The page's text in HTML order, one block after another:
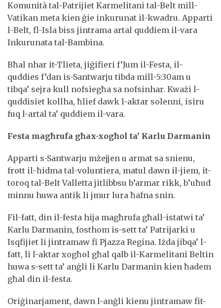
Komunità tal-Patrijiet Karmelitani tal-Belt mill-
Vatikan meta kien ġie inkurunat il-kwadru. Apparti
l-Belt, fl-Isla biss jintrama artal quddiem il-vara
Inkurunata tal-Bambina.
Bħal nhar it-Tlieta, jiġifieri f’Jum il-Festa, il-
quddies f’dan is-Santwarju tibda mill-5:30am u
tibqa’ sejra kull nofsiegħa sa nofsinhar. Kważi l-
quddisiet kollha, ħlief dawk l-aktar solenni, isiru
fuq l-artal ta’ quddiem il-vara.
Festa magħrufa għax-xogħol ta’ Karlu Darmanin
Apparti s-Santwarju mżejjen u armat sa snienu,
frott il-ħidma tal-voluntiera, matul dawn il-jiem, it-
toroq tal-Belt Valletta jitlibbsu b’armar rikk, b’uħud
minnu huwa antik li jmur lura ħafna snin.
Fil-fatt, din il-festa hija magħrufa għall-istatwi ta’
Karlu Darmanin, fosthom is-sett ta’ Patrijarki u
Isqfijiet li jintramaw fi Pjazza Regina. Iżda jibqa’ l-
fatt, li l-aktar xogħol għal qalb il-Karmelitani Beltin
huwa s-sett ta’ anġli li Karlu Darmanin kien ħadem
għal din il-festa.
Oriġinarjament, dawn l-anġli kienu jintramaw fit-